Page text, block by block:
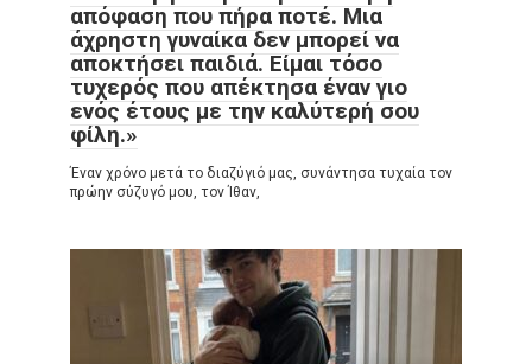
απόφαση που πήρα ποτέ. Μια
άχρηστη γυναίκα δεν μπορεί να
αποκτήσει παιδιά. Είμαι τόσο
τυχερός που απέκτησα έναν γιο
ενός έτους με την καλύτερή σου
φίλη.»
Έναν χρόνο μετά το διαζύγιό μας, συνάντησα τυχαία τον
πρώην σύζυγό μου, τον Ίθαν,